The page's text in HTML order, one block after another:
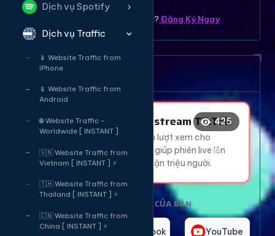
Dịch vụ Spotify
Dịch vụ Traffic
📱 Website Traffic from
iPhone
📱 Website Traffic from
Android
🌐 Website Traffic -
Worldwide [ INSTANT ]
🇻🇳 Website Traffic from
Vietnam [ INSTANT ] ⚡
🇹🇭 Website Traffic from
Thailand [ INSTANT ] ⚡
🇨🇳 Website Traffic from
China [ INSTANT ] ⚡
Bạn chưa có tài khoản ? ? Đăng Ký Ngay
Dịch vụ tăng mắt Livetream
Tăng Mắt Livestream TikTok
Thu hút hàng ngàn lượt xem cho
livestream TikTok, giúp phiên live lên
xu hướng và tiếp cận triệu người.
425
😂
😍
🔥
❤️
🔥
CHỌN NỀN TẢNG CỦA BẠN
TikTok Facebook YouTube